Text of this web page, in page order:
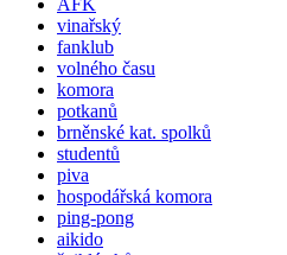
AFK
vinařský
fanklub
volného času
komora
potkanů
brněnské kat. spolků
studentů
piva
hospodářská komora
ping-pong
aikido